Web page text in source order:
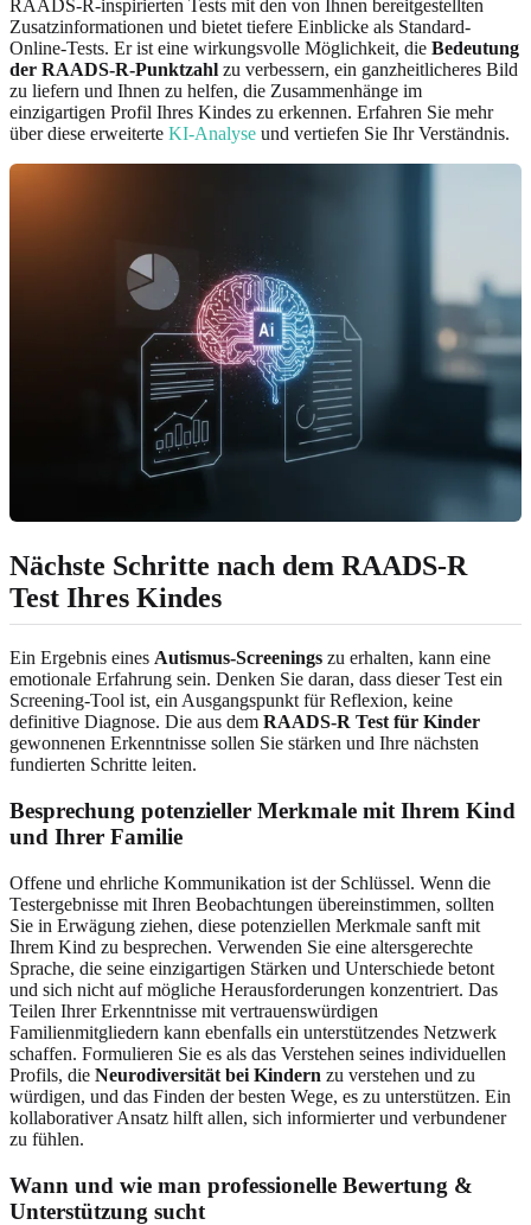
RAADS-R-inspirierten Tests mit den von Ihnen bereitgestellten
Zusatzinformationen und bietet tiefere Einblicke als Standard-
Online-Tests. Er ist eine wirkungsvolle Möglichkeit, die Bedeutung
der RAADS-R-Punktzahl zu verbessern, ein ganzheitlicheres Bild
zu liefern und Ihnen zu helfen, die Zusammenhänge im
einzigartigen Profil Ihres Kindes zu erkennen. Erfahren Sie mehr
über diese erweiterte KI-Analyse und vertiefen Sie Ihr Verständnis.
Nächste Schritte nach dem RAADS-R
Test Ihres Kindes
Ein Ergebnis eines Autismus-Screenings zu erhalten, kann eine
emotionale Erfahrung sein. Denken Sie daran, dass dieser Test ein
Screening-Tool ist, ein Ausgangspunkt für Reflexion, keine
definitive Diagnose. Die aus dem RAADS-R Test für Kinder
gewonnenen Erkenntnisse sollen Sie stärken und Ihre nächsten
fundierten Schritte leiten.
Besprechung potenzieller Merkmale mit Ihrem Kind
und Ihrer Familie
Offene und ehrliche Kommunikation ist der Schlüssel. Wenn die
Testergebnisse mit Ihren Beobachtungen übereinstimmen, sollten
Sie in Erwägung ziehen, diese potenziellen Merkmale sanft mit
Ihrem Kind zu besprechen. Verwenden Sie eine altersgerechte
Sprache, die seine einzigartigen Stärken und Unterschiede betont
und sich nicht auf mögliche Herausforderungen konzentriert. Das
Teilen Ihrer Erkenntnisse mit vertrauenswürdigen
Familienmitgliedern kann ebenfalls ein unterstützendes Netzwerk
schaffen. Formulieren Sie es als das Verstehen seines individuellen
Profils, die Neurodiversität bei Kindern zu verstehen und zu
würdigen, und das Finden der besten Wege, es zu unterstützen. Ein
kollaborativer Ansatz hilft allen, sich informierter und verbundener
zu fühlen.
Wann und wie man professionelle Bewertung &
Unterstützung sucht